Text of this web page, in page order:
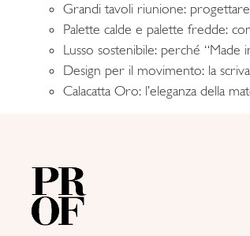
Grandi tavoli riunione:
Palette calde e palette fredde:
Lusso sostenibile: perché
Design per il movimento: la
Calacatta Oro: l’eleganza della